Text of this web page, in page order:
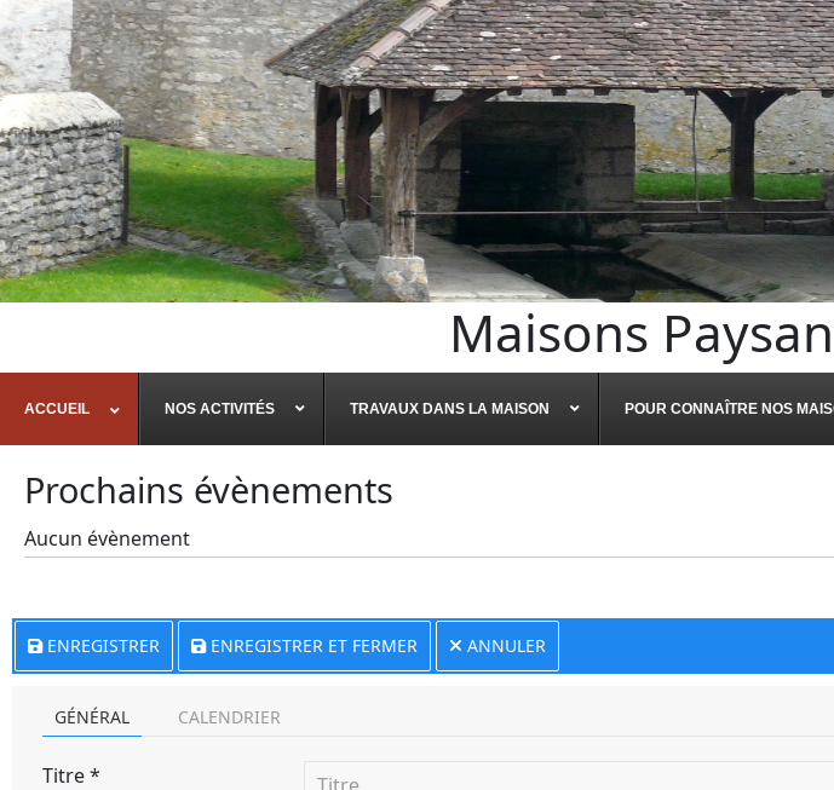
Maisons
ACCUEIL NOS ACTIVITÉS TRAVAUX DANS LA MAISON POUR CONNAÎTRE NOS
Prochains évènements
Aucun évènement
ENREGISTRER ENREGISTRER ET FERMER ANNULER
GÉNÉRAL CALENDRIER
Titre*